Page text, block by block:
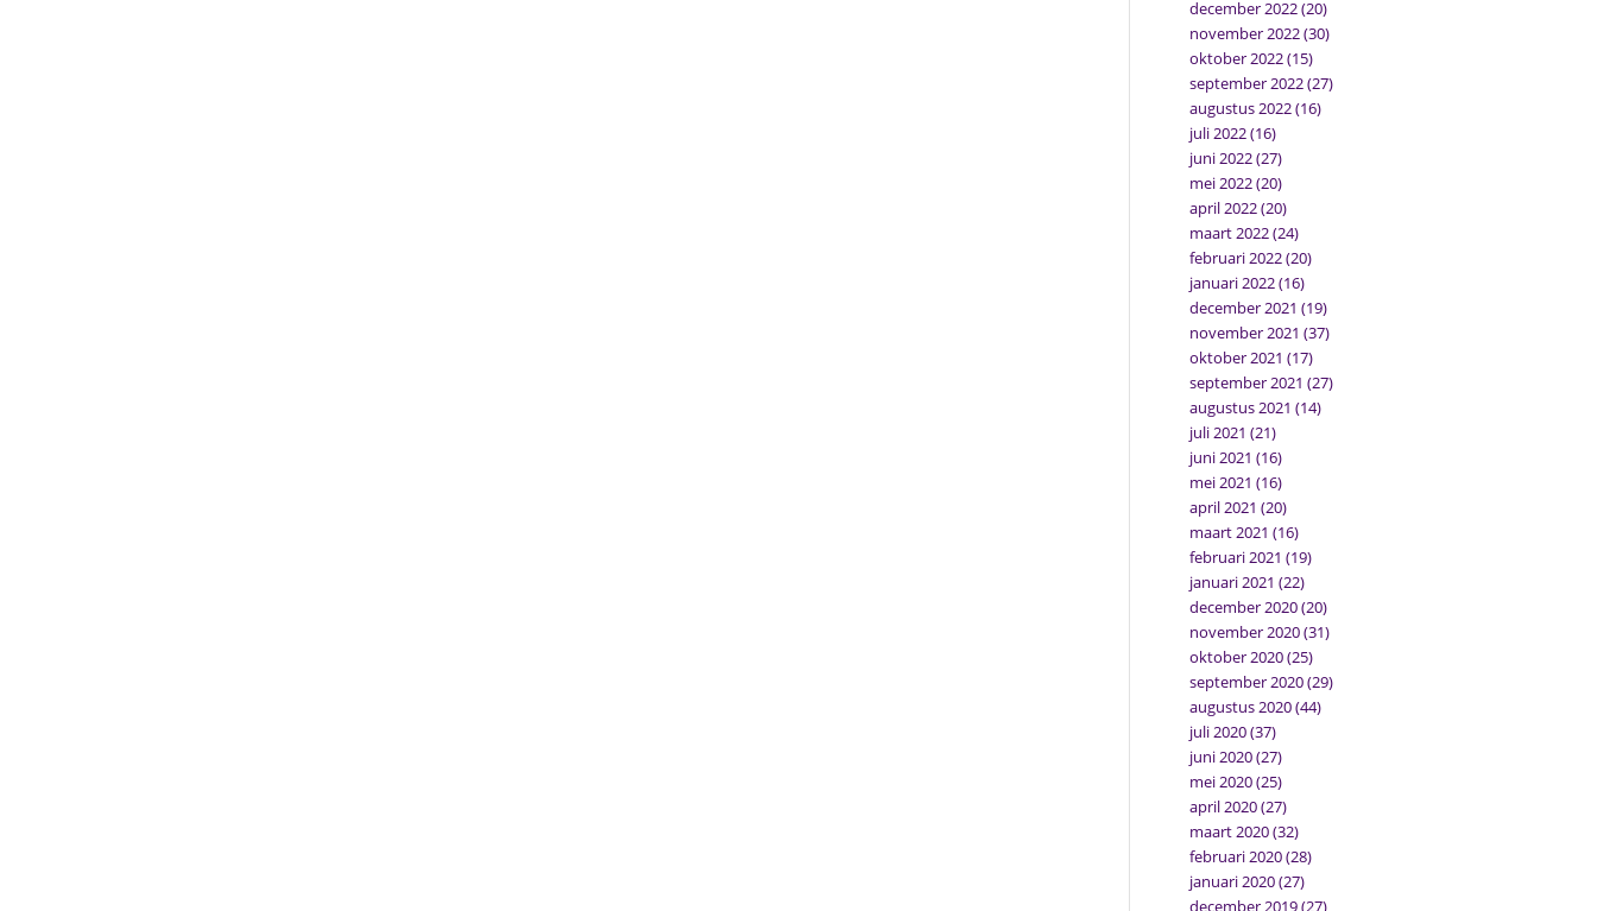
december 2022(20)
november 2022(30)
oktober 2022(15)
september 2022(27)
augustus 2022(16)
juli 2022(16)
juni 2022(27)
mei 2022(20)
april 2022(20)
maart 2022(24)
februari 2022(20)
januari 2022(16)
december 2021 (19)
november 2021 (37)
oktober 2021 (17)
september 2021 (27)
augustus 2021 (14)
juli 2021 (21)
juni 2021 (16)
mei 2021 (16)
april 2021 (20)
maart 2021 (16)
februari 2021 (19)
januari 2021 (22)
december 2020(20)
november 2020(31)
oktober 2020(25)
september 2020(29)
augustus 2020(44)
juli 2020(37)
juni 2020(27)
mei 2020(25)
april 2020(27)
maart 2020(32)
februari 2020(28)
januari 2020(27)
december 2019(27)